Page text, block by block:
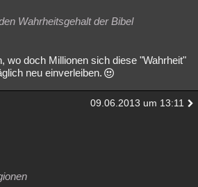
Wahrheitsgehalt der Bibel
wo doch Millionen sich diese "Wahrheit"
neu einverleiben.
09.06.2013 um 13:11